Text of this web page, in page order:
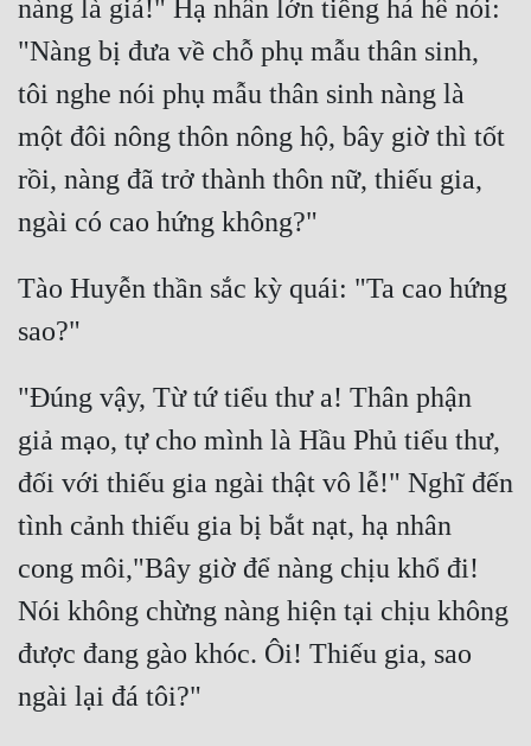
Tu Chân
Tội Phạm
Vô Địch
Võ Hiệp
Xuyên Sách
Xuyên Thư
Đông Phương
Đông Phương Huyền Huyễn
Đồng Nhân
nàng là giả!" Hạ nhân lớn tiếng hả hê nói:
"Nàng bị đưa về chỗ phụ mẫu thân sinh,
tôi nghe nói phụ mẫu thân sinh nàng là
một đôi nông thôn nông hộ, bây giờ thì tốt
rồi, nàng đã trở thành thôn nữ, thiếu gia,
Tào Huyễn thần sắc kỳ quái: "Ta cao hứng
"Đúng vậy, Từ tứ tiểu thư a! Thân phận
giả mạo, tự cho mình là Hầu Phủ tiểu thư,
đối với thiếu gia ngài thật vô lễ!" Nghĩ đến
tình cảnh thiếu gia bị bắt nạt, hạ nhân
cong môi,"Bây giờ để nàng chịu khổ đi!
Nói không chừng nàng hiện tại chịu không
được đang gào khóc. Ôi! Thiếu gia, sao